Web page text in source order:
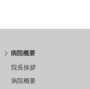
病院概要
院長挨拶
病院概要